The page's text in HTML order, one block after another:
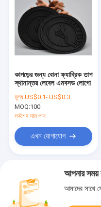
কাপড়ের জন্য বোনা ফ্যাব্রিক তাপ
স্থানান্তর লেবেল এমবসড লোগো
মূল্য:US$0.1- US$0.3
MOQ:100
সর্বশেষ দাম পান
এখন যোগাযোগ
আপনার সময়
আমাদের সাথে